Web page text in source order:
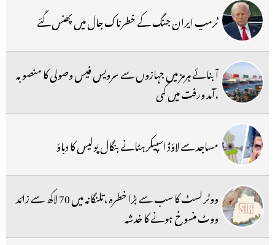
ٹرمپ ایران جنگ کے خطرناک جال میں پھنس گئے
آبنائے ہرمز میں جہازوں سے سرویس فیس وصولی کا منصوبہ
،آمد ورفت میں کمی
مساجد سے لاؤڈ اسپیکر ہٹانے بنگال پولیس کا دباؤ
ووٹر لسٹ کا سب سے بڑا خطرہ ،تلنگانہ میں 70 لاکھ سے زائد
ووٹ منسوخ ہونے کا خدشہ